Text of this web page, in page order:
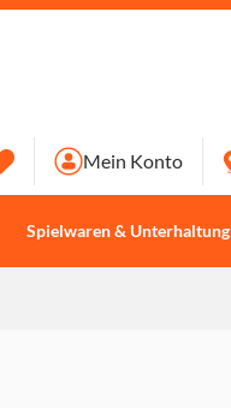
Spielwaren & Unterhaltung
Mein Konto